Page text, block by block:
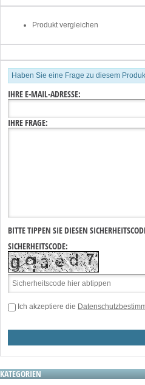
Produkt vergleichen
Haben Sie eine Frage zu diesem
IHRE E-MAIL-ADRESSE:
IHRE FRAGE:
BITTE TIPPEN SIE DIESEN
SICHERHEITSCODE:
Ich akzeptiere die
KATEGORIEN